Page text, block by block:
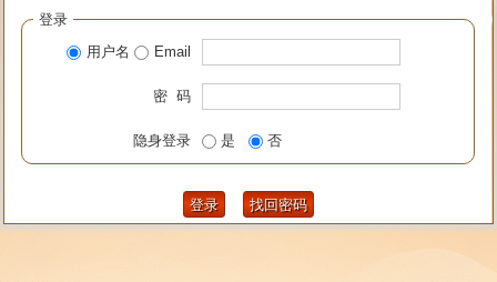
登录
用户名
Email
密 码
隐身登录 是 否